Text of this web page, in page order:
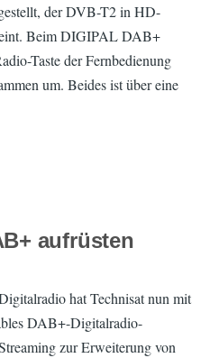
der DVB-T2 in HD-
Beim DIGIPAL DAB+
Taste der Fernbedienung
um. Beides ist über eine
aufrüsten
hat Technisat nun mit
DAB+-Digitalradio-
zur Erweiterung von